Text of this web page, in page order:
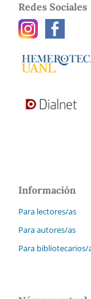
Redes Sociales
Información
Para lectores/as
Para autores/as
Para bibliotecarios/